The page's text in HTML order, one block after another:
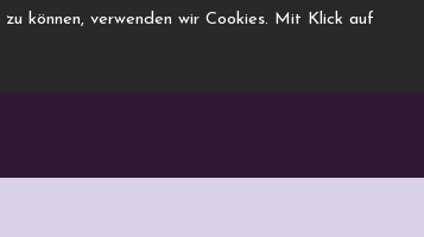
können, verwenden wir Cookies. Mit Klick auf